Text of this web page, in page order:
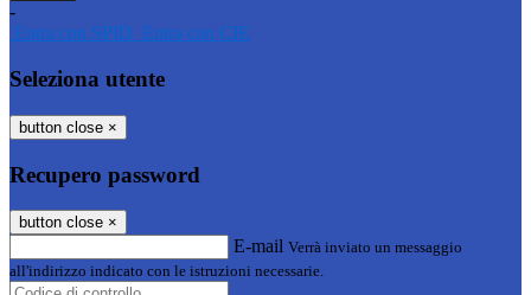
-
Entra con SPID Entra con CIE
Seleziona utente
button close ×
Recupero password
button close ×
E-mail Verrà inviato un messaggio
all'indirizzo indicato con le istruzioni necessarie.